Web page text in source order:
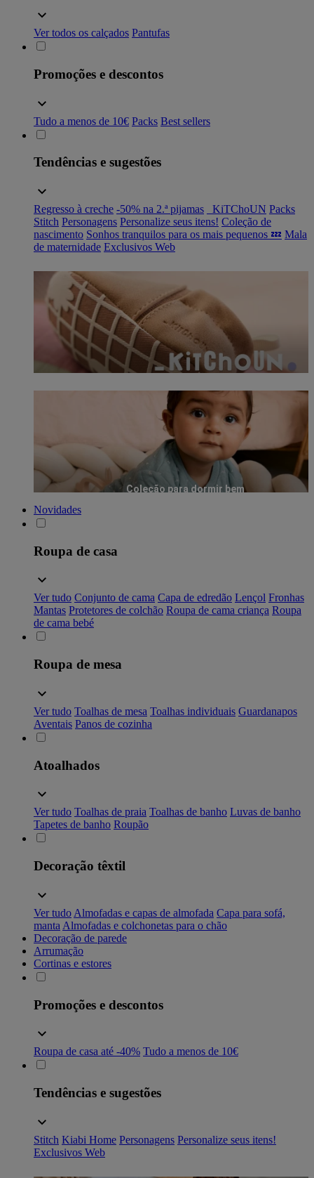
Ver todos os calçados Pantufas
Promoções e descontos
Tudo a menos de 10€ Packs Best sellers
Tendências e sugestões
Regresso à creche -50% na 2.ª pijamas _KiTChoUN Packs
Stitch Personagens Personalize seus itens! Coleção de
nascimento Sonhos tranquilos para os mais pequenos 💤 Mala
de maternidade Exclusivos Web
Coleção para dormir bem
Novidades
Roupa de casa
Ver tudo Conjunto de cama Capa de edredão Lençol Fronhas
Mantas Protetores de colchão Roupa de cama criança Roupa
de cama bebé
Roupa de mesa
Ver tudo Toalhas de mesa Toalhas individuais Guardanapos
Aventais Panos de cozinha
Atoalhados
Ver tudo Toalhas de praia Toalhas de banho Luvas de banho
Tapetes de banho Roupão
Decoração têxtil
Ver tudo Almofadas e capas de almofada Capa para sofá,
manta Almofadas e colchonetas para o chão
Decoração de parede
Arrumação
Cortinas e estores
Promoções e descontos
Roupa de casa até -40% Tudo a menos de 10€
Tendências e sugestões
Stitch Kiabi Home Personagens Personalize seus itens!
Exclusivos Web